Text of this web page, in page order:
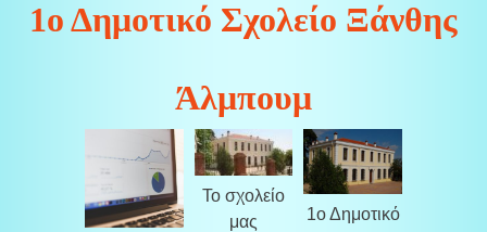
1ο Δημοτικό Σχολείο Ξάνθης
Άλμπουμ
Το σχολείο
μας
1ο Δημοτικό